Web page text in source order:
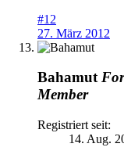
#12
27. März 2012
Bahamut
Member
Registriert seit:
14. Aug.